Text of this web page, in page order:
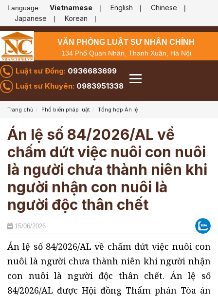
Language: Vietnamese | English | Chinese |
Japanese | Korean |
VĂN PHÒNG LUẬT SƯ NHÂN CHÍNH
134 Phố Quan Nhân, Thanh Xuân, Hà Nội
Luật sư Đồng: 0936683699
Luật sư Khuyên: 0983951338
Trang chủ Phổ biến pháp luật Tổng hợp Án lệ
Án lệ số 84/2026/AL về
chấm dứt việc nuôi con nuôi
là người chưa thành niên khi
người nhận con nuôi là
người độc thân chết
15/06/2026
Án lệ số 84/2026/AL về chấm dứt việc nuôi con
nuôi là người chưa thành niên khi người nhận
con nuôi là người độc thân chết. Án lệ số
84/2026/AL được Hội đồng Thẩm phán Tòa án